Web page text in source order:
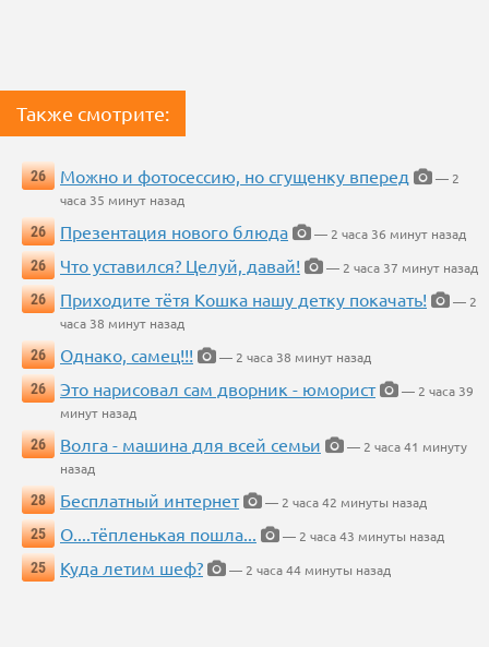
Также смотрите:
26 Можно и фотосессию, но сгущенку вперед
— 2
часа 35 минут назад
26
Презентация нового блюда
— 2 часа 36 минут назад
26
Что уставился? Целуй, давай!
— 2 часа 37 минут назад
26
Приходите тётя Кошка нашу детку покачать!
— 2
часа 38 минут назад
26
Однако, самец!!!
— 2 часа 38 минут назад
26
Это нарисовал сам дворник - юморист
— 2 часа 39
минут назад
26
Волга - машина для всей семьи
— 2 часа 41 минуту
назад
28
Бесплатный интернет
— 2 часа 42 минуты назад
25
О....тёпленькая пошла...
— 2 часа 43 минуты назад
25
Куда летим шеф? — 2 часа 44 минуты назад